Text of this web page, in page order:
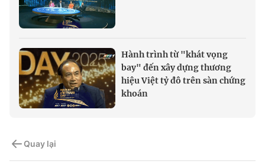
Hành trình từ "khát vọng
bay" đến xây dựng thương
hiệu Việt tỷ đô trên sàn chứng
khoán
Quay lại